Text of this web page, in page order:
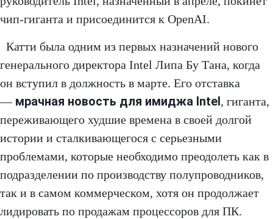
чип-гиганта и присоединится к OpenAI.
Катти была одним из первых назначений нового
генерального директора Intel Липа Бу Тана, когда
он вступил в должность в марте. Его отставка
— мрачная новость для имиджа Intel, гиганта,
переживающего худшие времена в своей долгой
истории и сталкивающегося с серьезными
проблемами, которые необходимо преодолеть как в
подразделении по производству полупроводников,
так и в самом коммерческом, хотя он продолжает
лидировать по продажам процессоров для ПК.